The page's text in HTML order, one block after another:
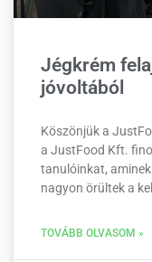
Jégkrém
jóvoltából
Köszönjük a
a JustFood Kft.
tanulóinkat,
nagyon örültek a
TOVÁBB OLVASOM »